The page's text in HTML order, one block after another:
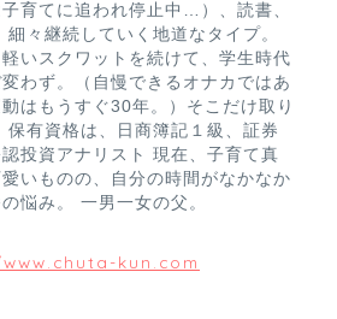
育てに追われ停止中…）、読書、
々継続していく地道なタイプ。
いスクワットを続けて、学生時代
わず。（自慢できるオナカではあ
はもうすぐ30年。）そこだけ取り
保有資格は、日商簿記１級、証券
投資アナリスト 現在、子育て真
いものの、自分の時間がなかなか
悩み。 一男一女の父。
kun.com